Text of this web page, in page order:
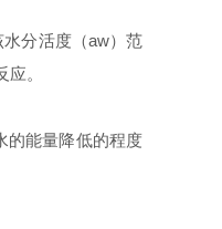
水分活度（aw）范
。
的能量降低的程度